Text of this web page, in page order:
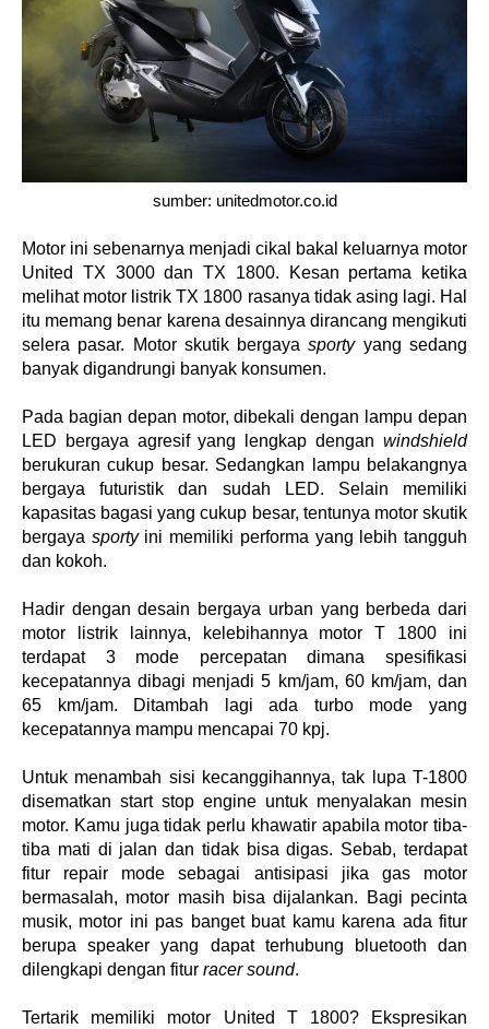
sumber: unitedmotor.co.id
Motor ini sebenarnya menjadi cikal bakal keluarnya motor
United TX 3000 dan TX 1800. Kesan pertama ketika
melihat motor listrik TX 1800 rasanya tidak asing lagi. Hal
itu memang benar karena desainnya dirancang mengikuti
selera pasar. Motor skutik bergaya sporty yang sedang
banyak digandrungi banyak konsumen.
Pada bagian depan motor, dibekali dengan lampu depan
LED bergaya agresif yang lengkap dengan windshield
berukuran cukup besar. Sedangkan lampu belakangnya
bergaya futuristik dan sudah LED. Selain memiliki
kapasitas bagasi yang cukup besar, tentunya motor skutik
bergaya sporty ini memiliki performa yang lebih tangguh
dan kokoh.
Hadir dengan desain bergaya urban yang berbeda dari
motor listrik lainnya, kelebihannya motor T 1800 ini
terdapat 3 mode percepatan dimana spesifikasi
kecepatannya dibagi menjadi 5 km/jam, 60 km/jam, dan
65 km/jam. Ditambah lagi ada turbo mode yang
kecepatannya mampu mencapai 70 kpj.
Untuk menambah sisi kecanggihannya, tak lupa T-1800
disematkan start stop engine untuk menyalakan mesin
motor. Kamu juga tidak perlu khawatir apabila motor tiba-
tiba mati di jalan dan tidak bisa digas. Sebab, terdapat
fitur repair mode sebagai antisipasi jika gas motor
bermasalah, motor masih bisa dijalankan. Bagi pecinta
musik, motor ini pas banget buat kamu karena ada fitur
berupa speaker yang dapat terhubung bluetooth dan
dilengkapi dengan fitur racer sound.
Tertarik memiliki motor United T 1800? Ekspresikan